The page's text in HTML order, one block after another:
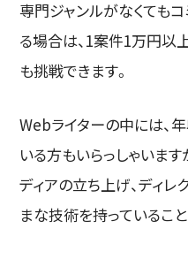
専門ジャンルがなくても
る場合は、1案件1万円以
も挑戦できます。
Webライターの中には、
いる方もいらっしゃいます
ディアの立ち上げ、ディレ
まな技術を持っているこ